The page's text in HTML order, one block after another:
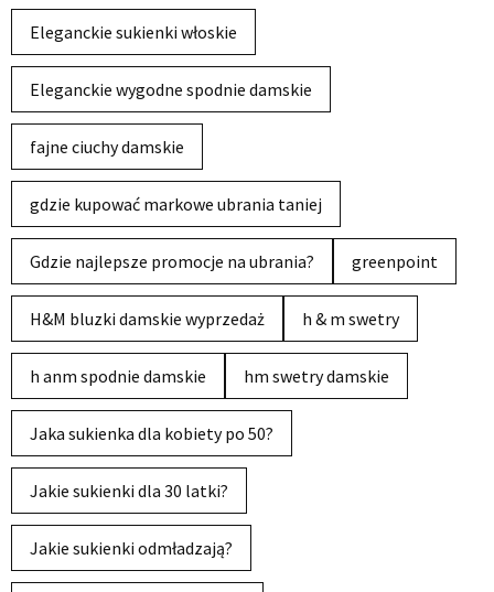
Eleganckie sukienki włoskie
Eleganckie wygodne spodnie damskie
fajne ciuchy damskie
gdzie kupować markowe ubrania taniej
Gdzie najlepsze promocje na ubrania? greenpoint
H&M bluzki damskie wyprzedaż h & m swetry
h anm spodnie damskie hm swetry damskie
Jaka sukienka dla kobiety po 50?
Jakie sukienki dla 30 latki?
Jakie sukienki odmładzają?